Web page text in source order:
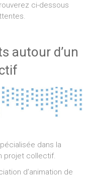
ci-dessous
autour d’un
dans la
projet collectif.
d’animation de